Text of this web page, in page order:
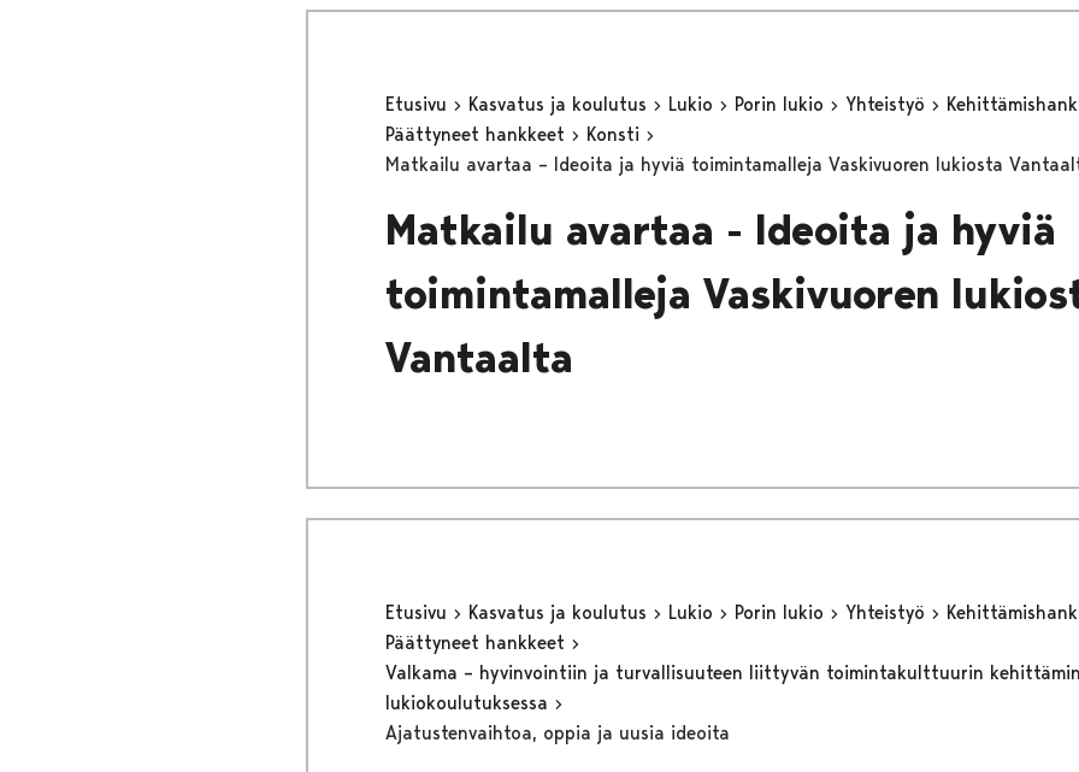
Etusivu Kasvatus ja koulutus Lukio Porin lukio Yhteistyö
Päättyneet hankkeet
Konsti
Matkailu avartaa – Ideoita ja hyviä toimintamalleja Vaskivuoren lukiosta
Matkailu avartaa - Ideoita ja hyviä
toimintamalleja Vaskivuoren
Vantaalta
Etusivu Kasvatus ja koulutus Lukio Porin lukio Yhteistyö
Päättyneet hankkeet
Valkama – hyvinvointiin ja turvallisuuteen liittyvän toimintakulttuurin
lukiokoulutuksessa
Ajatustenvaihtoa, oppia ja uusia ideoita